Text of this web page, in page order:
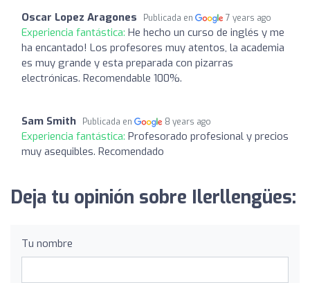
Oscar Lopez Aragones Publicada en 7 years ago
Experiencia fantástica: He hecho un curso de inglés y me
ha encantado! Los profesores muy atentos, la academia
es muy grande y esta preparada con pizarras
electrónicas. Recomendable 100%.
Sam Smith Publicada en 8 years ago
Experiencia fantástica: Profesorado profesional y precios
muy asequibles. Recomendado
Deja tu opinión sobre Ilerllengües:
Tu nombre